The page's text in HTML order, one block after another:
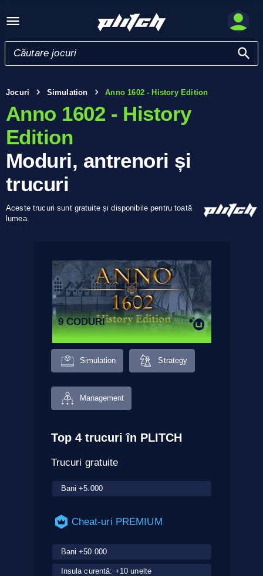
Jocuri Simulation Anno 1602 - History Edition
Anno 1602 - History
Edition
Moduri, antrenori și
trucuri
Aceste trucuri sunt gratuite și disponibile pentru toată
lumea.
9 CODURI
Simulation Strategy
Management
Top 4 trucuri în PLITCH
Trucuri gratuite
Bani +5.000
Cheat-uri PREMIUM
Bani +50.000
Insula curentă: +10 unelte